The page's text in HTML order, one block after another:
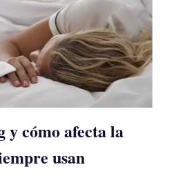
y cómo afecta la
usan